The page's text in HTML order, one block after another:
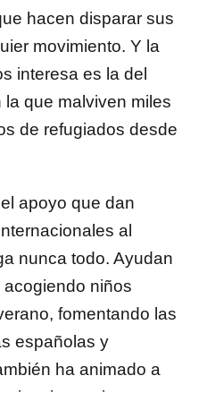
hacen disparar sus
movimiento. Y la
interesa es la del
la que malviven miles
de refugiados desde
apoyo que dan
al
nunca todo. Ayudan
niños
fomentando las
españolas y
ha animado a